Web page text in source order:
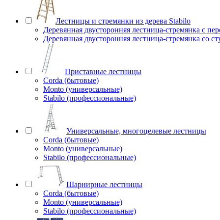
Лестницы и стремянки из дерева Stabilo
Деревянная двусторонняя лестница-стремянка с
Деревянная двусторонняя лестница-стремянка со
Приставные лестницы
Corda (бытовые)
Monto (универсальные)
Stabilo (профессиональные)
Универсальные, многоцелевые лестницы
Corda (бытовые)
Monto (универсальные)
Stabilo (профессиональные)
Шарнирные лестницы
Corda (бытовые)
Monto (универсальные)
Stabilo (профессиональные)